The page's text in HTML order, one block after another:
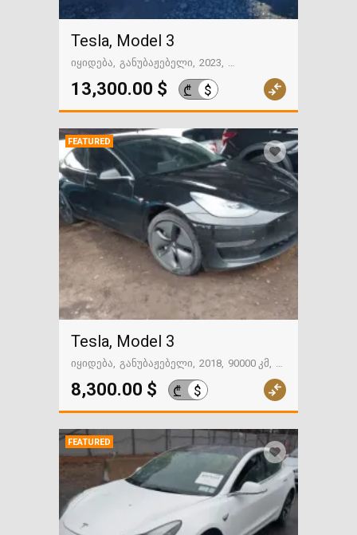
Tesla, Model 3
იყიდება განუბაჟებელი 2023
გზაში. საქართველოსკენ
13,300.00 $ ₾ $
FEATURED
Tesla, Model 3
იყიდება განუბაჟებელი 2018 90000 კმ
გზაში. საქართველოსკენ
8,300.00 $ ₾ $
FEATURED